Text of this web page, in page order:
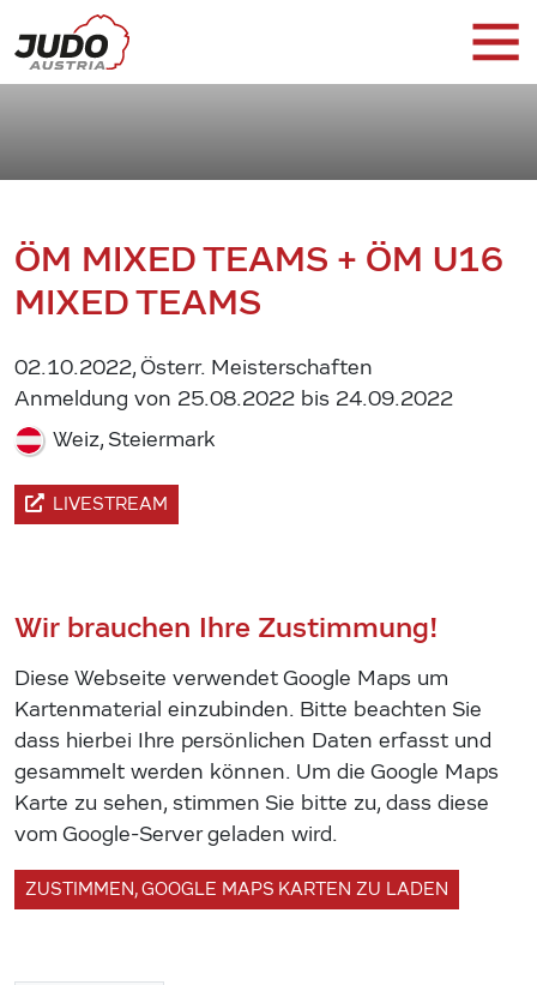
ÖM MIXED TEAMS + ÖM U16
MIXED TEAMS
02.10.2022, Österr. Meisterschaften
Anmeldung von 25.08.2022 bis 24.09.2022
Weiz, Steiermark
LIVESTREAM
Wir brauchen Ihre Zustimmung!
Diese Webseite verwendet Google Maps um
Kartenmaterial einzubinden. Bitte beachten Sie
dass hierbei Ihre persönlichen Daten erfasst und
gesammelt werden können. Um die Google Maps
Karte zu sehen, stimmen Sie bitte zu, dass diese
vom Google-Server geladen wird.
ZUSTIMMEN, GOOGLE MAPS KARTEN ZU LADEN